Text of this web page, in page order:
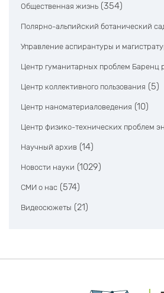
Общественная жизнь (354)
Полярно-альпийский ботанический
Управление аспирантуры и
Центр гуманитарных проблем Баренц
Центр коллективного пользования (5)
Центр наноматериаловедения (10)
Центр физико-технических проблем
Научный архив (14)
Новости науки (1029)
СМИ о нас (574)
Видеосюжеты (21)